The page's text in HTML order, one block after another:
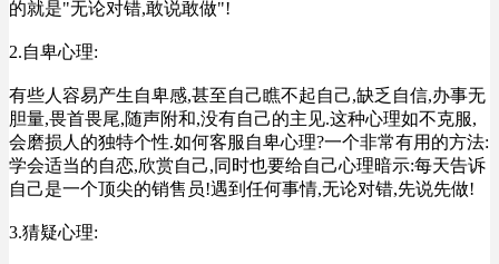
的就是"无论对错,敢说敢做"!
2.自卑心理:
有些人容易产生自卑感,甚至自己瞧不起自己,缺乏自信,办事无
胆量,畏首畏尾,随声附和,没有自己的主见.这种心理如不克服,
会磨损人的独特个性.如何客服自卑心理?一个非常有用的方法:
学会适当的自恋,欣赏自己,同时也要给自己心理暗示:每天告诉
自己是一个顶尖的销售员!遇到任何事情,无论对错,先说先做!
3.猜疑心理: